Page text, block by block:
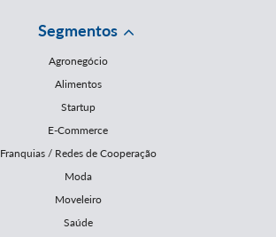
Segmentos
Agronegócio
Alimentos
Startup
E-Commerce
Franquias / Redes de Cooperação
Moda
Moveleiro
Saúde